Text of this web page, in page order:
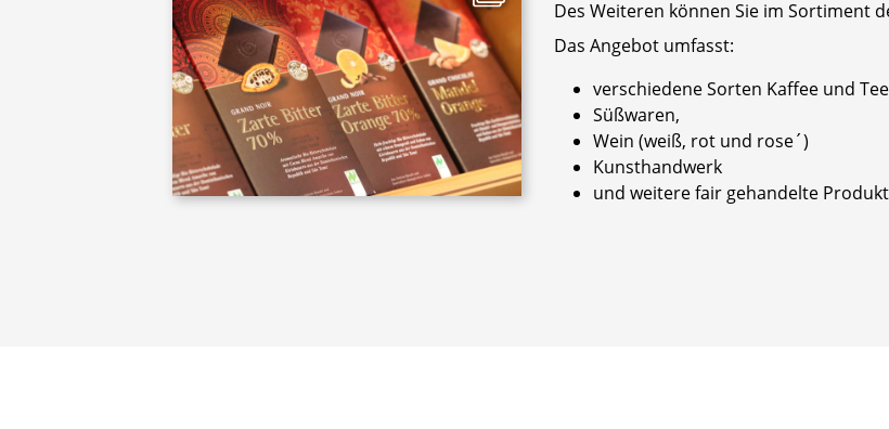
Des Weiteren können Sie im Sortiment
Das Angebot umfasst:
verschiedene Sorten Kaffee und
Süßwaren,
Wein (weiß, rot und rose´)
Kunsthandwerk
und weitere fair gehandelte